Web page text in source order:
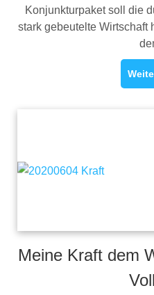
Konjunkturpaket soll die
stark gebeutelte Wirtschaft
Meine Kraft dem